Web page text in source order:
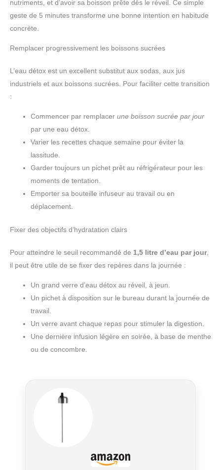
nutriments, et d’avoir sa boisson prête dès le réveil. Ce simple
geste de 5 minutes transforme une bonne intention en habitude
concrète.
Remplacer progressivement les boissons sucrées
L’eau détox est un excellent substitut aux sodas, aux jus
industriels et aux boissons sucrées. Pour faciliter cette transition
:
Commencer par remplacer une boisson sucrée par jour
par une eau détox.
Varier les recettes chaque semaine pour éviter la
lassitude.
Garder toujours un pichet prêt au réfrigérateur pour les
moments de tentation.
Emporter sa bouteille infuseur au travail ou en
déplacement.
Fixer des objectifs d’hydratation clairs
Pour atteindre le seuil recommandé de 1,5 litre d’eau par jour,
il peut être utile de se fixer des repères dans la journée :
Un grand verre d’eau détox au réveil, à jeun.
Un pichet à disposition sur le bureau durant la journée de
travail.
Un verre avant chaque repas pour stimuler la digestion.
Une dernière infusion légère en soirée, à base de menthe
ou de concombre.